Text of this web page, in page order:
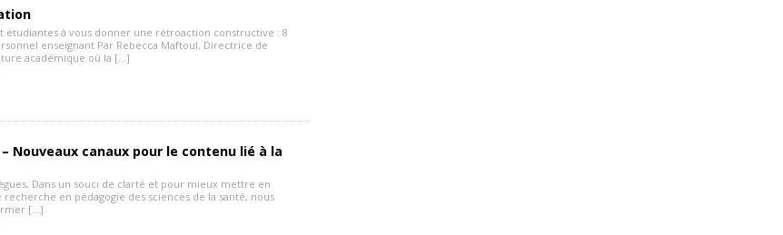
étudiantes à vous donner une rétroaction constructive : 8
enseignant Par Rebecca Maftoul, Directrice de
académique où la […]
Nouveaux canaux pour le contenu lié à la
Dans un souci de clarté et pour mieux mettre en
en pédagogie des sciences de la santé, nous
[…]